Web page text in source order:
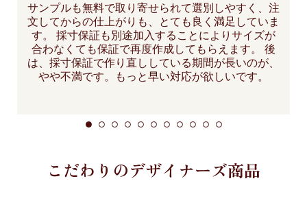
サンプルも無料で取り寄せられて選別しやすく、注
文してからの仕上がりも、とても良く満足していま
す。 採寸保証も別途加入することによりサイズが
合わなくても保証で再度作成してもらえます。 後
は、採寸保証で作り直ししている期間が長いのが、
やや不満です。もっと早い対応が欲しいです。
こだわりのデザイナーズ商品